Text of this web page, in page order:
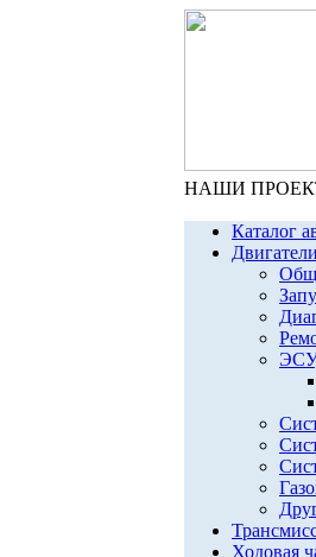
НАШИ
Каталог
Двигатели
Ходовая